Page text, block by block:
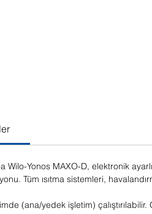
Wilo-Yonos MAXO-D, elektronik
Tüm ısıtma sistemleri,
(ana/yedek işletim)